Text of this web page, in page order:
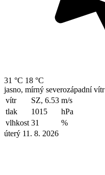
31 °C 18 °C
jasno, mírný severozápadní vítr
vítr
SZ, 6.53 m/s
tlak
1015
hPa
vlhkost 31
%
úterý 11. 8. 2026